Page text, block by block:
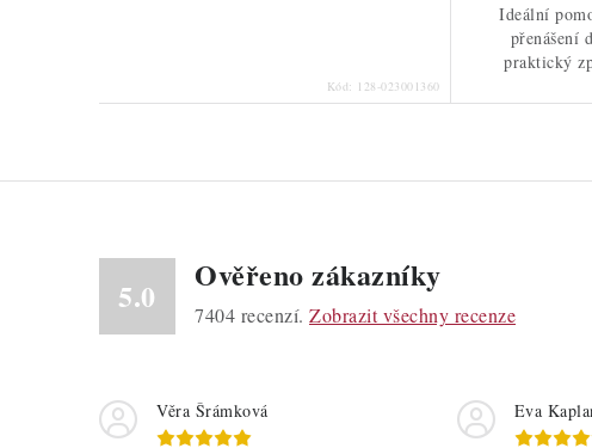
Kód: 128-023001360
Ideální
přenášení
praktický
5.0
Ověřeno zákazníky
7404 recenzí. Zobrazit všechny recenze
Věra Šrámková Eva